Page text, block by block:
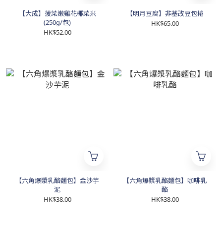
【大成】菠菜嫩雞花椰菜米
(250g/包)
HK$52.00
【明月豆腐】非基改豆包捲
HK$65.00
【六角爆漿乳酪麵包】金沙芋
泥
HK$38.00
【六角爆漿乳酪麵包】咖啡乳
酪
HK$38.00